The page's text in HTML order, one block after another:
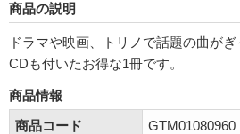
商品の説明
ドラマや映画、トリノで話題の曲が
CDも付いたお得な1冊です。
商品情報
商品コード
GTM01080960